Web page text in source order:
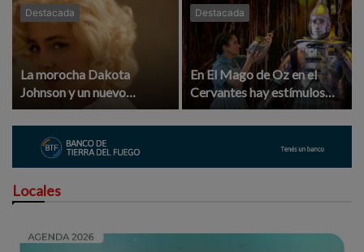
Destacada
La morocha Dakota
Johnson y un nuevo
desafío: interpretar a la
diva Marilyn Monroe, que
según cuenta la leyenda, la
tuvo en brazos
Destacada
En El Mago de Oz en el
Cervantes hay estímulos
para los chicos y Dorothy
recupera los zapatos
Locales